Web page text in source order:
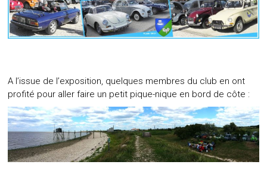
A l’issue de l’exposition, quelques membres du club en ont
profité pour aller faire un petit pique-nique en bord de côte :